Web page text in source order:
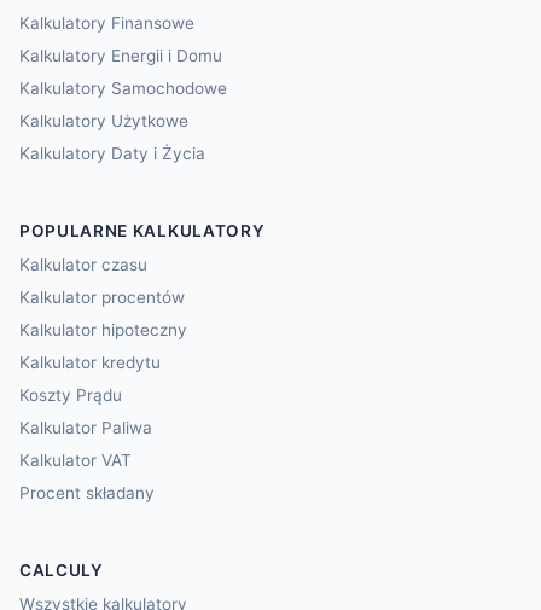
Kalkulatory Finansowe
Kalkulatory Energii i Domu
Kalkulatory Samochodowe
Kalkulatory Użytkowe
Kalkulatory Daty i Życia
POPULARNE KALKULATORY
Kalkulator czasu
Kalkulator procentów
Kalkulator hipoteczny
Kalkulator kredytu
Koszty Prądu
Kalkulator Paliwa
Kalkulator VAT
Procent składany
CALCULY
Wszystkie kalkulatory